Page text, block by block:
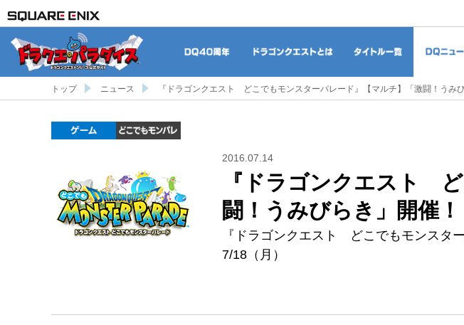
トップ ニュース 『ドラゴンクエスト どこでもモンスターパレード』【マルチ】「激闘！うみ
ゲーム
2016.07.14
『ドラゴンクエスト
闘！うみびらき」開催
『ドラゴンクエスト どこでもモンスタ
7/18（月）